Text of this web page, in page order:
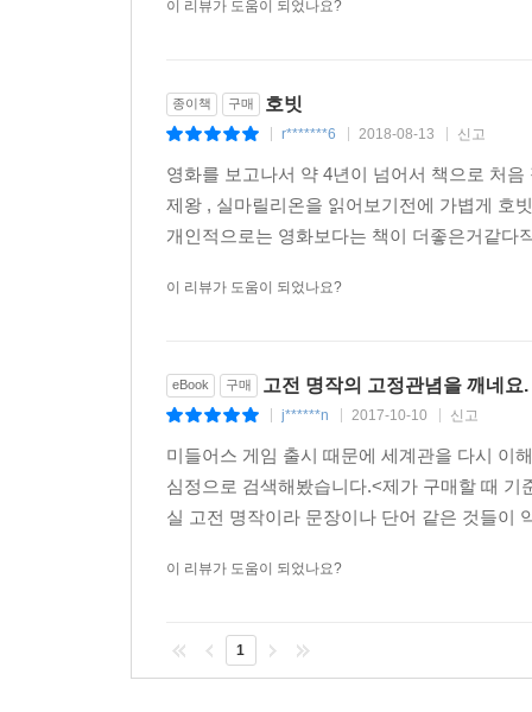
이 리뷰가 도움이 되었나요?
종이책 구매 호빗
r*******6 2018-08-13 신고
영화를 보고나서 약 4년이 넘어서 책으로 처
제왕 , 실마릴리온을 읽어보기전에 가볍게 호
개인적으로는 영화보다는 책이 더좋은거같
이 리뷰가 도움이 되었나요?
eBook 구매 고전 명작의 고정관념을 깨네요
j******n 2017-10-10 신고
미들어스 게임 출시 때문에 세계관을 다시 이
심정으로 검색해봤습니다.<제가 구매할 때
실 고전 명작이라 문장이나 단어 같은 것들이
이 리뷰가 도움이 되었나요?
1